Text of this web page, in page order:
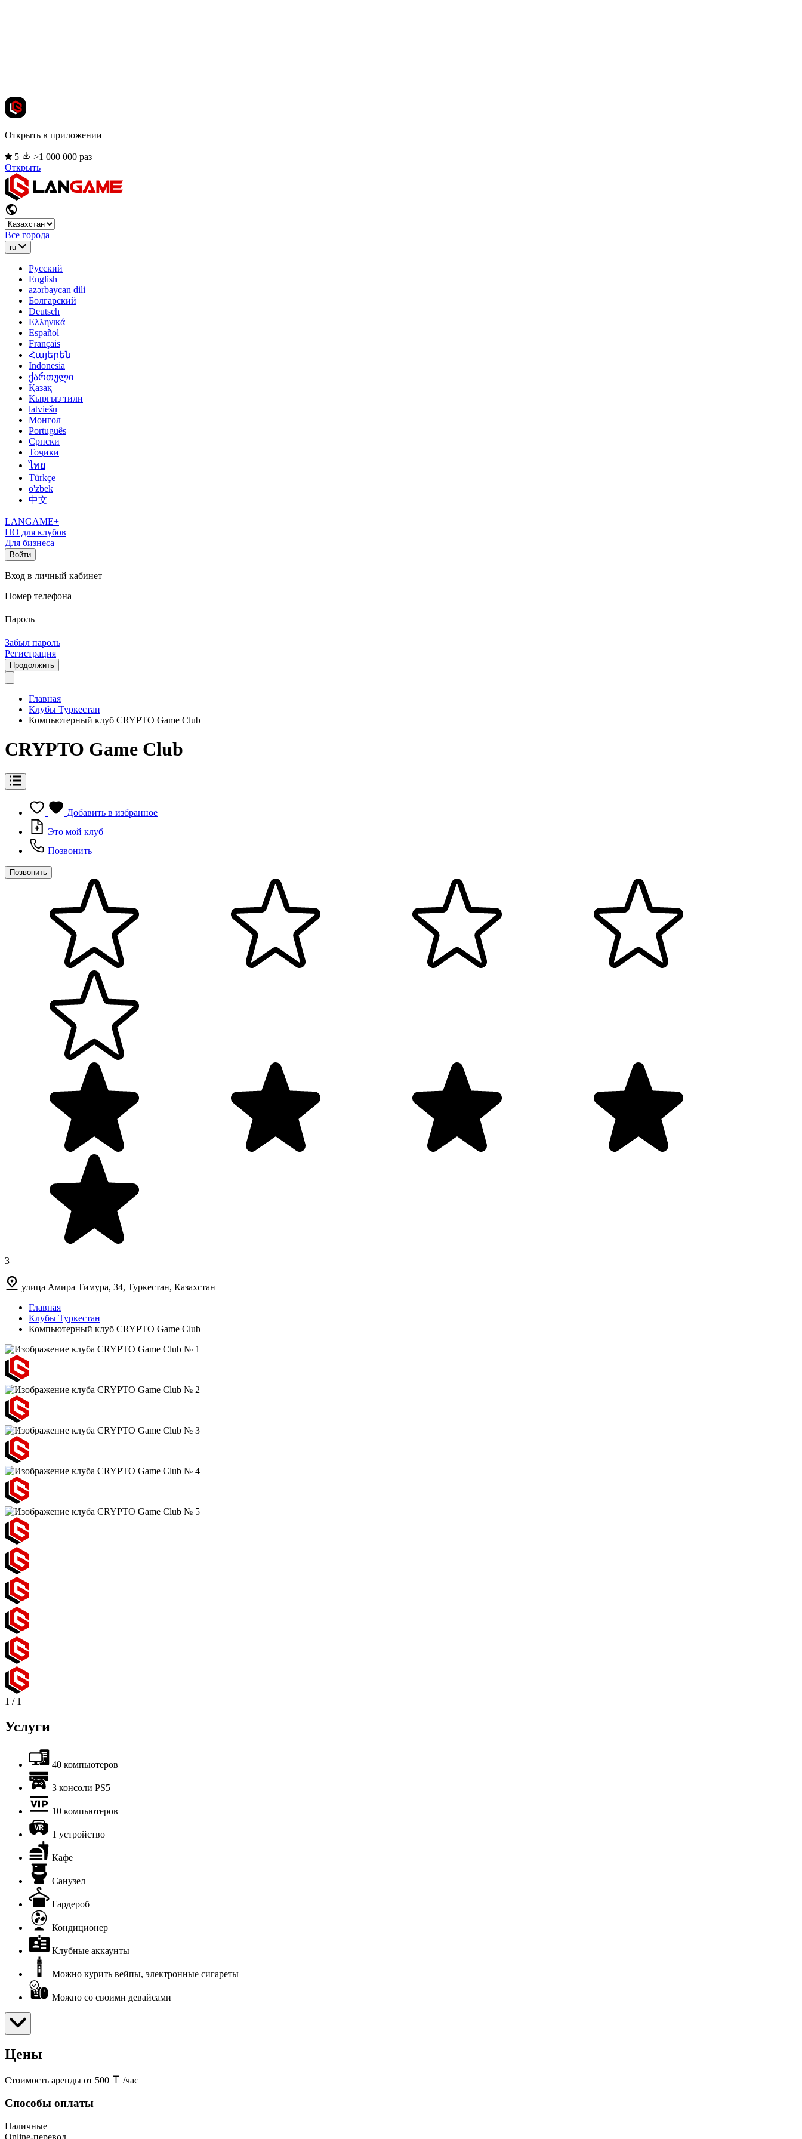
Открыть в приложении
5
>1 000 000 раз
Открыть
Все города
ru
Русский
English
azərbaycan dili
Болгарский
Deutsch
Ελληνικά
Español
Français
Հայերեն
Indonesia
ქართული
Қазақ
Кыргыз тили
latviešu
Монгол
Português
Српски
Тоҷикӣ
ไทย
Türkçe
o'zbek
中文
LANGAME+
ПО для клубов
Для бизнеса
Войти
Вход в личный кабинет
Номер телефона
Пароль
Забыл пароль
Регистрация
Продолжить
Главная
Клубы Туркестан
Компьютерный клуб CRYPTO Game Club
CRYPTO Game Club
Добавить в избранное
Это мой клуб
Позвонить
Позвонить
3
улица Амира Тимура, 34, Туркестан, Казахстан
Главная
Клубы Туркестан
Компьютерный клуб CRYPTO Game Club
1 / 1
Услуги
40 компьютеров
3 консоли PS5
10 компьютеров
1 устройство
Кафе
Санузел
Гардероб
Кондиционер
Клубные аккаунты
Можно курить вейпы, электронные сигареты
Можно со своими девайсами
Цены
Стоимость аренды от 500 /час
Способы оплаты
Наличные
Online-перевод